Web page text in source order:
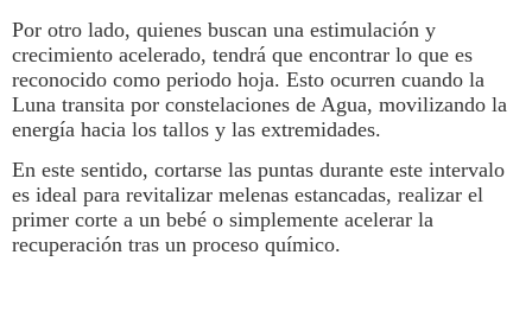
Por otro lado, quienes buscan una estimulación y
crecimiento acelerado, tendrá que encontrar lo que es
reconocido como periodo hoja. Esto ocurren cuando la
Luna transita por constelaciones de Agua, movilizando la
energía hacia los tallos y las extremidades.
En este sentido, cortarse las puntas durante este intervalo
es ideal para revitalizar melenas estancadas, realizar el
primer corte a un bebé o simplemente acelerar la
recuperación tras un proceso químico.